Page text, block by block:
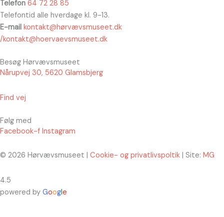
Telefon 64 72 28 85
Telefontid alle hverdage kl. 9-13.
E-mail kontakt@hørvævsmuseet.dk
/kontakt@hoervaevsmuseet.dk
Besøg Hørvævsmuseet
Nårupvej 30, 5620 Glamsbjerg
Find vej
Følg med
Facebook-f Instagram
© 2026 Hørvævsmuseet | Cookie- og privatlivspoltik | Site: MG
4.5
powered by Google